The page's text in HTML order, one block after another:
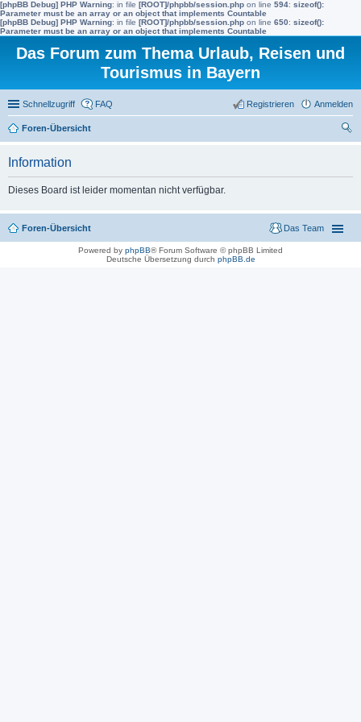
[phpBB Debug] PHP Warning: in file [ROOT]/phpbb/session.php on line 594: sizeof():
Parameter must be an array or an object that implements Countable
[phpBB Debug] PHP Warning: in file [ROOT]/phpbb/session.php on line 650: sizeof():
Parameter must be an array or an object that implements Countable
Das Forum zum Thema Urlaub, Reisen und
Tourismus in Bayern
Schnellzugriff FAQ Anmelden
Registrieren
Foren-Übersicht
Information
Dieses Board ist leider momentan nicht verfügbar.
Foren-Übersicht Das Team
Powered by phpBB® Forum Software © phpBB Limited
Deutsche Übersetzung durch phpBB.de